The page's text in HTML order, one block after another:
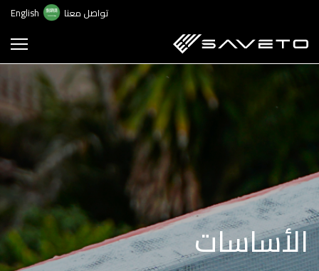
تواصل معنا English
الأساسات